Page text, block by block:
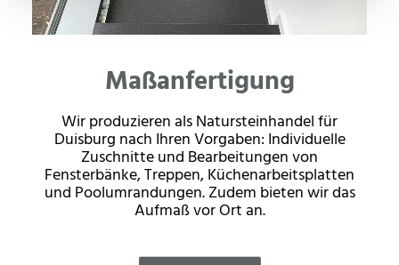
Maßanfertigung
Wir produzieren als Natursteinhandel für
Duisburg nach Ihren Vorgaben: Individuelle
Zuschnitte und Bearbeitungen von
Fensterbänke, Treppen, Küchenarbeitsplatten
und Poolumrandungen. Zudem bieten wir das
Aufmaß vor Ort an.